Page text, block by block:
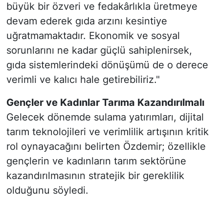
büyük bir özveri ve fedakârlıkla üretmeye
devam ederek gıda arzını kesintiye
uğratmamaktadır. Ekonomik ve sosyal
sorunlarını ne kadar güçlü sahiplenirsek,
gıda sistemlerindeki dönüşümü de o derece
verimli ve kalıcı hale getirebiliriz."
Gençler ve Kadınlar Tarıma Kazandırılmalı
Gelecek dönemde sulama yatırımları, dijital
tarım teknolojileri ve verimlilik artışının kritik
rol oynayacağını belirten Özdemir; özellikle
gençlerin ve kadınların tarım sektörüne
kazandırılmasının stratejik bir gereklilik
olduğunu söyledi.